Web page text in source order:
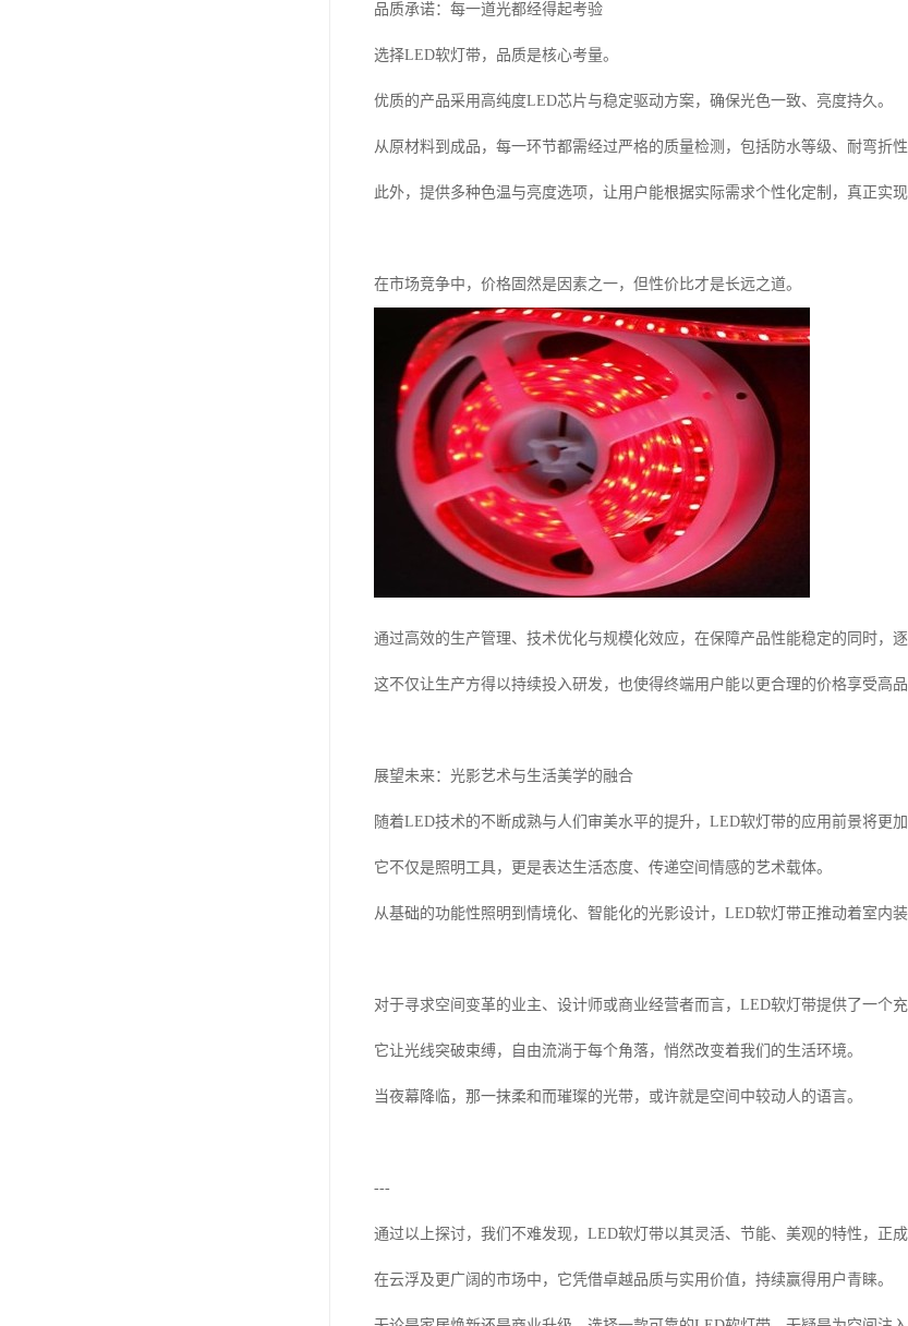
品质承诺：每一道光都经得起考验
选择LED软灯带，品质是核心考量。
优质的产品采用高纯度LED芯片与稳定驱动方案，确保光色一致、亮度持久。
从原材料到成品，每一环节都需经过严格的质量检测，包括防水等级、耐弯折
此外，提供多种色温与亮度选项，让用户能根据实际需求个性化定制，真正实现
在市场竞争中，价格固然是因素之一，但性价比才是长远之道。
通过高效的生产管理、技术优化与规模化效应，在保障产品性能稳定的同时，
这不仅让生产方得以持续投入研发，也使得终端用户能以更合理的价格享受高品
展望未来：光影艺术与生活美学的融合
随着LED技术的不断成熟与人们审美水平的提升，LED软灯带的应用前景将更加
它不仅是照明工具，更是表达生活态度、传递空间情感的艺术载体。
从基础的功能性照明到情境化、智能化的光影设计，LED软灯带正推动着室内
对于寻求空间变革的业主、设计师或商业经营者而言，LED软灯带提供了一个充
它让光线突破束缚，自由流淌于每个角落，悄然改变着我们的生活环境。
当夜幕降临，那一抹柔和而璀璨的光带，或许就是空间中较动人的语言。
---
通过以上探讨，我们不难发现，LED软灯带以其灵活、节能、美观的特性，正
在云浮及更广阔的市场中，它凭借卓越品质与实用价值，持续赢得用户青睐。